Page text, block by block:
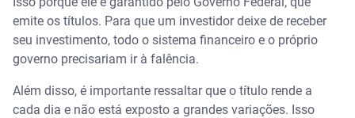
emite os títulos. Para que um investidor deixe de receber
seu investimento, todo o sistema financeiro e o próprio
governo precisariam ir à falência.
Além disso, é importante ressaltar que o título rende a
cada dia e não está exposto a grandes variações. Isso